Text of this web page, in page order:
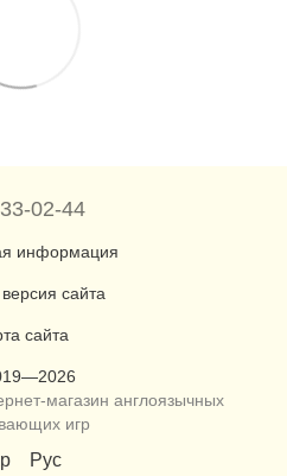
02-44
информация
сайта
сайта
магазин англоязычных
игр
Рус